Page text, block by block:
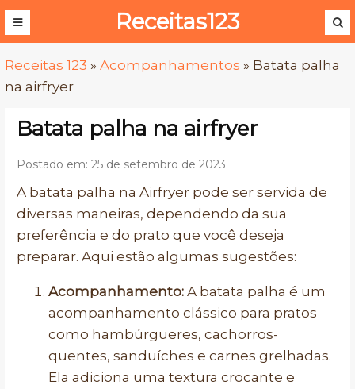
Receitas123
Receitas 123 » Acompanhamentos » Batata palha
na airfryer
Batata palha na airfryer
Postado em: 25 de setembro de 2023
A batata palha na Airfryer pode ser servida de
diversas maneiras, dependendo da sua
preferência e do prato que você deseja
preparar. Aqui estão algumas sugestões:
Acompanhamento: A batata palha é um
acompanhamento clássico para pratos
como hambúrgueres, cachorros-
quentes, sanduíches e carnes grelhadas.
Ela adiciona uma textura crocante e